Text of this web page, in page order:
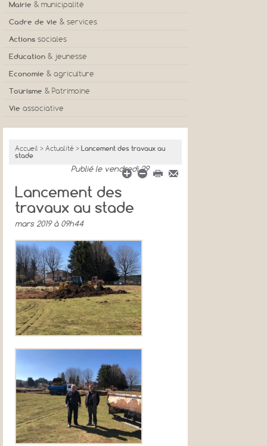
Mairie & municipalité
Cadre de vie & services
Actions sociales
Education & jeunesse
Economie & agriculture
Tourisme & Patrimoine
Vie associative
Accueil > Actualité > Lancement des travaux au
stade
Lancement des
travaux au stade
Publié le vendredi 29
mars 2019 à 09h44